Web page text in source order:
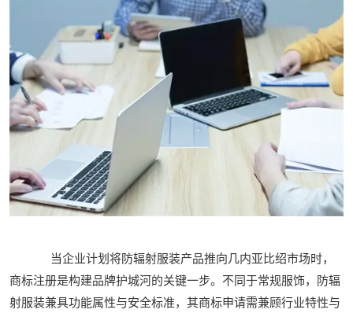
当企业计划将防辐射服装产品推向几内亚比绍市场时，
商标注册是构建品牌护城河的关键一步。不同于常规服饰，防辐
射服装兼具功能属性与安全标准，其商标申请需兼顾行业特性与